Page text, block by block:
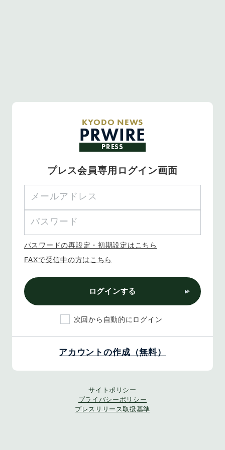
KYODO NEWS
PRWIRE
PRESS
プレス会員専用ログイン画面
パスワードの再設定・初期設定はこちら
FAXで受信中の方はこちら
ログインする
次回から自動的にログイン
アカウントの作成（無料）
サイトポリシー
プライバシーポリシー
プレスリリース取扱基準